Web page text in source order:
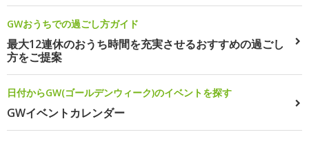
GWおうちでの過ごし方ガイド
最大12連休のおうち時間を充実させるおすすめの過ごし
方をご提案
日付からGW(ゴールデンウィーク)のイベントを探す
GWイベントカレンダー